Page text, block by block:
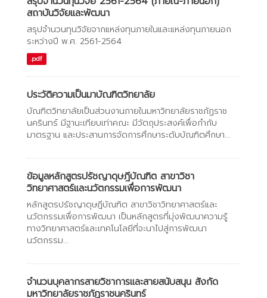
สถาบันวิจัยและพัฒนา
สรุปจำนวนทุนวิจัยจากแหล่งทุนภายในและแหล่งทุนภายนอก
ระหว่างปี พ.ศ. 2561-2564
.pdf
ประวัติความเป็นมาบัณฑิตวิทยาลัย
บัณฑิตวิทยาลัยเป็นส่วนงานภายในมหาวิทยาลัยราชภัฏราช
นครินทร์ มีฐานะเทียบเท่าคณะ มีวัตถุประสงค์เพื่อกำกับ
มาตรฐาน และประสานการจัดการศึกษาระดับบัณฑิตศึกษา...
ข้อมูลหลักสูตรปรัชญาดุษฎีบัณฑิต สาขาวิชา
วิทยาศาสตร์และนวัตกรรมเพื่อการพัฒนา
หลักสูตรปรัชญาดุษฎีบัณฑิต สาขาวิชาวิทยาศาสตร์และ
นวัตกรรมเพื่อการพัฒนา เป็นหลักสูตรที่มุ่งพัฒนาความรู้
ทางวิทยาศาสตร์และเทคโนโลยีที่จะนาไปสู่การพัฒนา
นวัตกรรม...
จำนวนบุคลากรสายวิชาการและสายสนับสนุน สังกัด
มหาวิทยาลัยราชภัฏราชนครินทร์